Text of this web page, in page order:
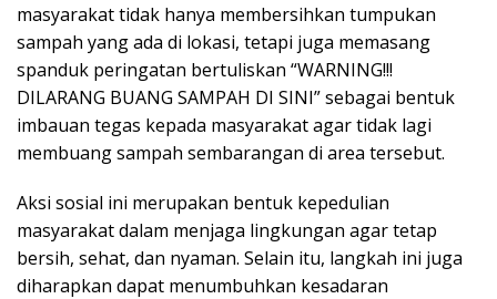
masyarakat tidak hanya membersihkan tumpukan
sampah yang ada di lokasi, tetapi juga memasang
spanduk peringatan bertuliskan “WARNING!!!
DILARANG BUANG SAMPAH DI SINI” sebagai bentuk
imbauan tegas kepada masyarakat agar tidak lagi
membuang sampah sembarangan di area tersebut.
Aksi sosial ini merupakan bentuk kepedulian
masyarakat dalam menjaga lingkungan agar tetap
bersih, sehat, dan nyaman. Selain itu, langkah ini juga
diharapkan dapat menumbuhkan kesadaran